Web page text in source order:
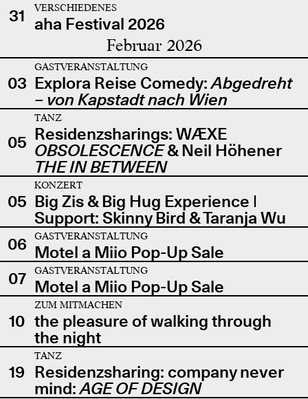
31
VERSCHIEDENES
aha Festival 2026
Februar 2026
03
GASTVERANSTALTUNG
Explora Reise Comedy:Abgedreht
– von Kapstadt nach Wien
05
TANZ
Residenzsharings: WÆXE
OBSOLESCENCE& Neil Höhener
THE IN BETWEEN
05
KONZERT
Big Zis & Big Hug Experience |
Support: Skinny Bird & Taranja Wu
06
GASTVERANSTALTUNG
Motel a Miio Pop-Up Sale
07
GASTVERANSTALTUNG
Motel a Miio Pop-Up Sale
10
ZUM MITMACHEN
the pleasure of walking through
the night
19
TANZ
Residenzsharing: company never
mind:AGE OF DESIGN